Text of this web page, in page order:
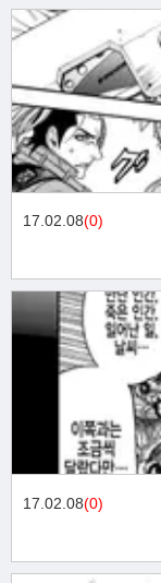
17.02.08(0)
17.02.08(0)